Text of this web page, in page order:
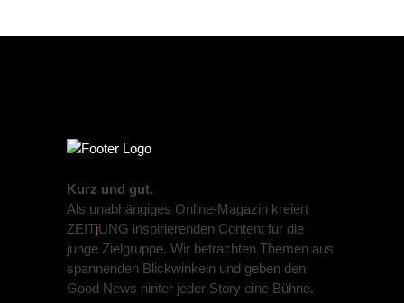
Kurz und gut.
Als unabhängiges Online-Magazin kreiert
ZEITjUNG inspirierenden Content für die
junge Zielgruppe. Wir betrachten Themen aus
spannenden Blickwinkeln und geben den
Good News hinter jeder Story eine Bühne.